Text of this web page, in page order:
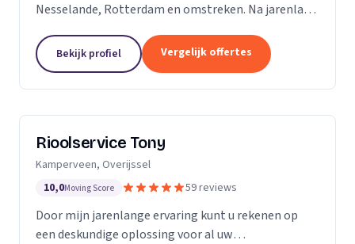
Nesselande, Rotterdam en omstreken. Na jarenlang
wilde en besloot daarom D. van Gils...
Bekijk profiel Vergelijk offertes
Rioolservice Tony
Kamperveen, Overijssel
10,0Moving Score 59 reviews
Door mijn jarenlange ervaring kunt u rekenen op
een deskundige oplossing voor al uw